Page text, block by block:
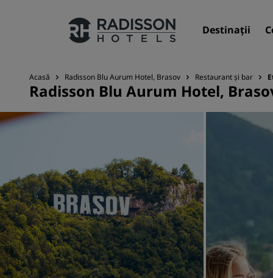
Destinații
Mărcile noastre
Acasă Radisson Blu Aurum Hotel, Brasov Restaurant și bar
Radisson Blu Aurum Hotel,